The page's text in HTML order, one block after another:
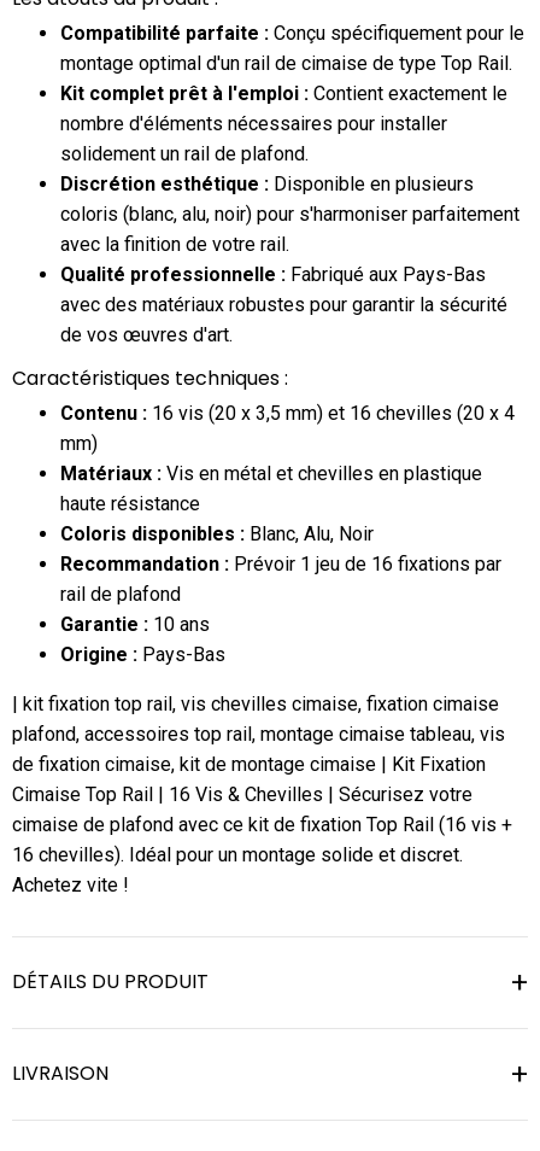
Compatibilité parfaite : Conçu spécifiquement pour le
montage optimal d'un rail de cimaise de type Top Rail.
Kit complet prêt à l'emploi : Contient exactement le
nombre d'éléments nécessaires pour installer
solidement un rail de plafond.
Discrétion esthétique : Disponible en plusieurs
coloris (blanc, alu, noir) pour s'harmoniser parfaitement
avec la finition de votre rail.
Qualité professionnelle : Fabriqué aux Pays-Bas
avec des matériaux robustes pour garantir la sécurité
de vos œuvres d'art.
Caractéristiques techniques :
Contenu : 16 vis (20 x 3,5 mm) et 16 chevilles (20 x 4
mm)
Matériaux : Vis en métal et chevilles en plastique
haute résistance
Coloris disponibles : Blanc, Alu, Noir
Recommandation : Prévoir 1 jeu de 16 fixations par
rail de plafond
Garantie : 10 ans
Origine : Pays-Bas
| kit fixation top rail, vis chevilles cimaise, fixation cimaise
plafond, accessoires top rail, montage cimaise tableau, vis
de fixation cimaise, kit de montage cimaise | Kit Fixation
Cimaise Top Rail | 16 Vis & Chevilles | Sécurisez votre
cimaise de plafond avec ce kit de fixation Top Rail (16 vis +
16 chevilles). Idéal pour un montage solide et discret.
Achetez vite !
DÉTAILS DU PRODUIT
LIVRAISON